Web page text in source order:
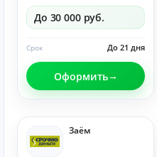
До 30 000 руб.
До 21 дня
Срок
Оформить
Заём